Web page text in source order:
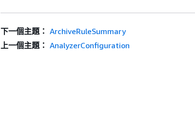
下一個主題： ArchiveRuleSummary
上一個主題： AnalyzerConfiguration